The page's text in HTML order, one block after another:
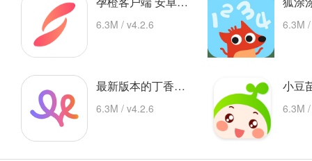
6.3M / v4.2.6 6.3M
最新版本的丁香妈妈app 安卓版
6.3M / v4.2.6 6.3M